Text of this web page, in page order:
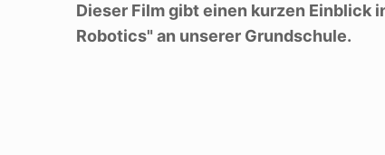
Dieser Film gibt einen kurzen Einblick
Robotics" an unserer Grundschule.